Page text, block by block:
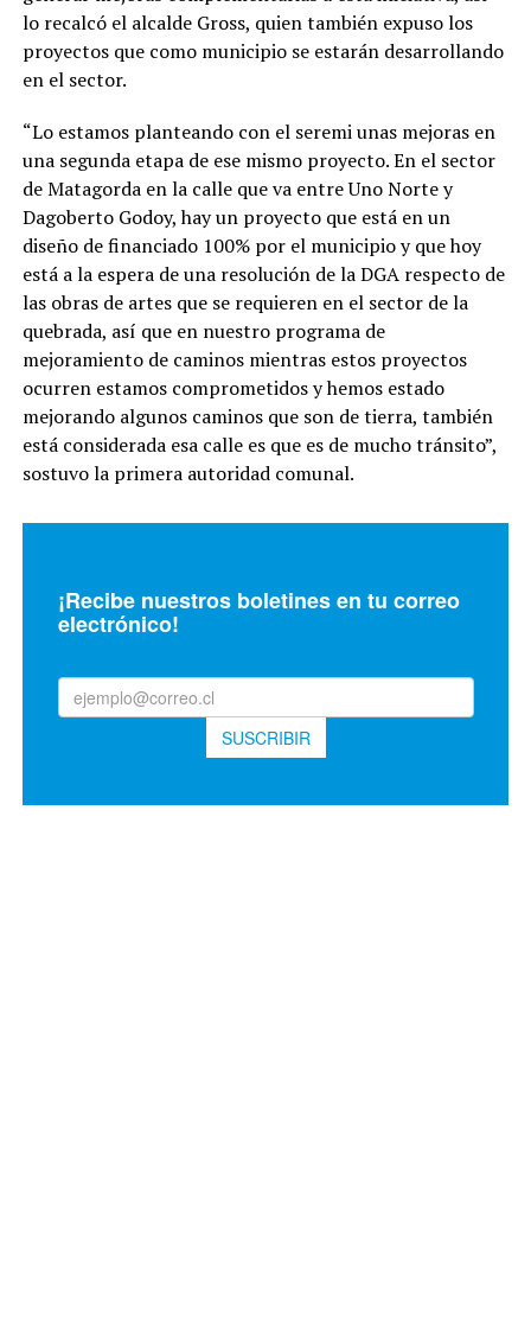
lo recalcó el alcalde Gross, quien también expuso los
proyectos que como municipio se estarán desarrollando
en el sector.
“Lo estamos planteando con el seremi unas mejoras en
una segunda etapa de ese mismo proyecto. En el sector
de Matagorda en la calle que va entre Uno Norte y
Dagoberto Godoy, hay un proyecto que está en un
diseño de financiado 100% por el municipio y que hoy
está a la espera de una resolución de la DGA respecto de
las obras de artes que se requieren en el sector de la
quebrada, así que en nuestro programa de
mejoramiento de caminos mientras estos proyectos
ocurren estamos comprometidos y hemos estado
mejorando algunos caminos que son de tierra, también
está considerada esa calle es que es de mucho tránsito”,
sostuvo la primera autoridad comunal.